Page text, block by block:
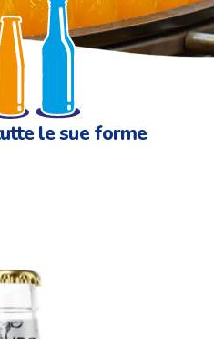
le sue forme